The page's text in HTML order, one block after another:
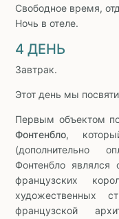
Свободное время,
Ночь в отеле.
4 ДЕНЬ
Завтрак.
Этот день мы
Первым объектом
Фонтенбло,
(дополнительно
Фонтенбло являлся
французских
художественных
французской